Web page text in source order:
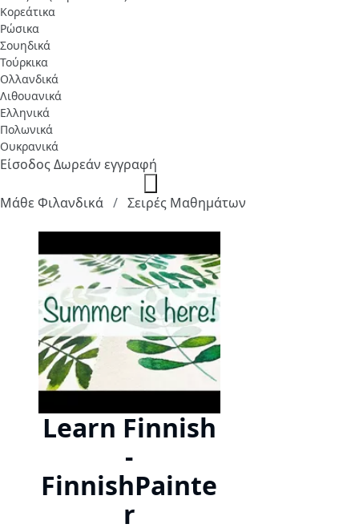
Κορεάτικα
Ρώσικα
Σουηδικά
Τούρκικα
Ολλανδικά
Λιθουανικά
Ελληνικά
Πολωνικά
Ουκρανικά
ΕίσοδοςΔωρεάν εγγραφή
Μάθε Φιλανδικά Σειρές Μαθημάτων
Learn Finnish
-
FinnishPainte
r